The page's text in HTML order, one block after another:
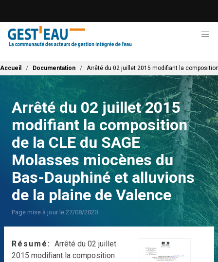
contenu
principal
Fil d'Ariane
Accueil Documentation Arrêté du 02 juillet 2015 modifiant la
Arrêté du 02 juillet 2015
modifiant la composition
de la CLE du SAGE
Molasses miocènes du
Bas-Dauphiné et alluvions
de la plaine de Valence
Page mise à jour le 27/08/2020
Résumé
Arrêté du 02 juillet
2015 modifiant la composition